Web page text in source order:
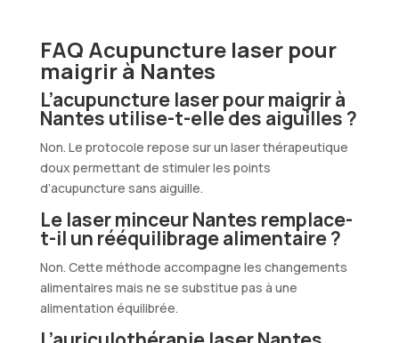
FAQ Acupuncture laser pour
maigrir à Nantes
L’acupuncture laser pour maigrir à
Nantes utilise-t-elle des aiguilles ?
Non. Le protocole repose sur un laser thérapeutique
doux permettant de stimuler les points
d’acupuncture sans aiguille.
Le laser minceur Nantes remplace-
t-il un rééquilibrage alimentaire ?
Non. Cette méthode accompagne les changements
alimentaires mais ne se substitue pas à une
alimentation équilibrée.